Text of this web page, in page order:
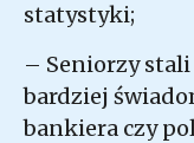
statystyki;
– Seniorzy stali
bardziej
bankiera czy